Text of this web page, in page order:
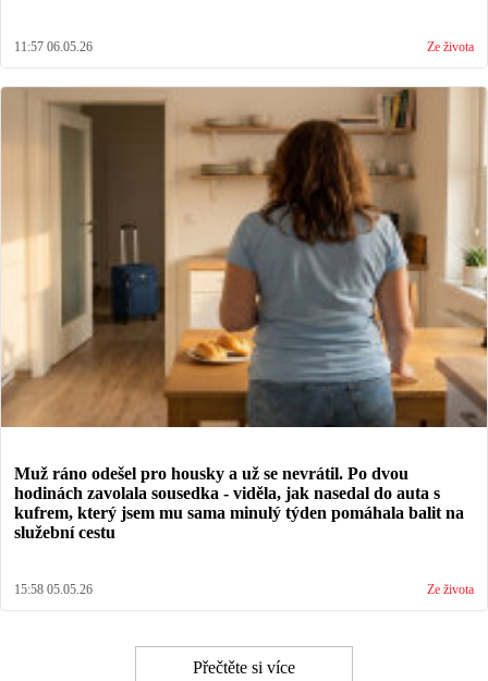
11:57 06.05.26 Ze života
Muž ráno odešel pro housky a už se nevrátil. Po dvou
hodinách zavolala sousedka - viděla, jak nasedal do auta s
kufrem, který jsem mu sama minulý týden pomáhala balit na
služební cestu
15:58 05.05.26 Ze života
Přečtěte si více